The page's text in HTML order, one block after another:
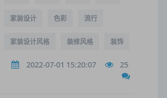
家装设计 色彩 流行
家装设计风格 装修风格 装饰
2022-07-01 15:20:07 25